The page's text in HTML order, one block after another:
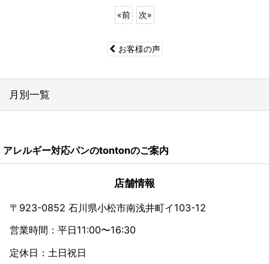
«前 次»
お客様の声
月別一覧
2024年
2022年
2021年
2020年
アレルギー対応パンのtontonのご案内
店舗情報
〒923-0852 石川県小松市南浅井町イ103-12
営業時間：平日11:00〜16:30
定休日：土日祝日